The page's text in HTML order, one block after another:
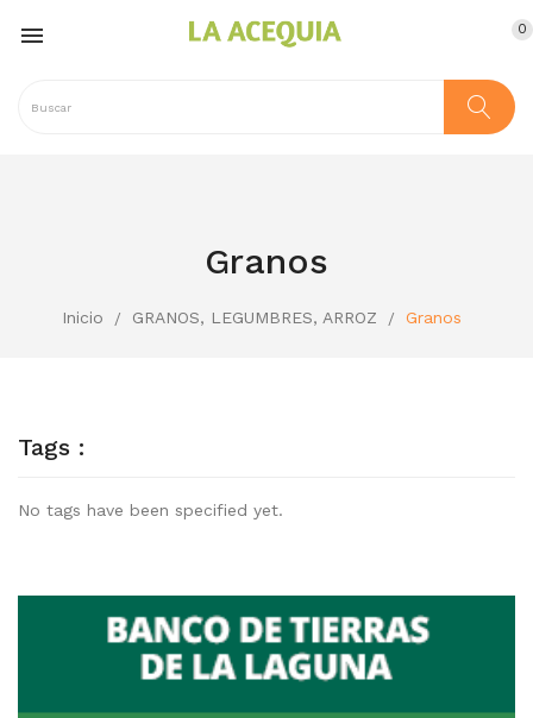
 0
Granos
Inicio GRANOS, LEGUMBRES, ARROZ Granos
Tags :
No tags have been specified yet.